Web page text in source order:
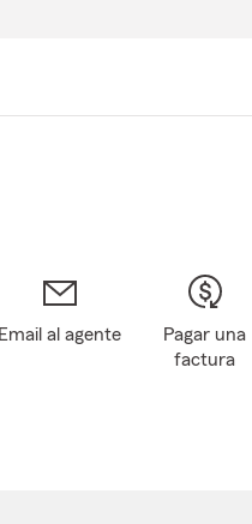
Email al agente
Pagar una
factura